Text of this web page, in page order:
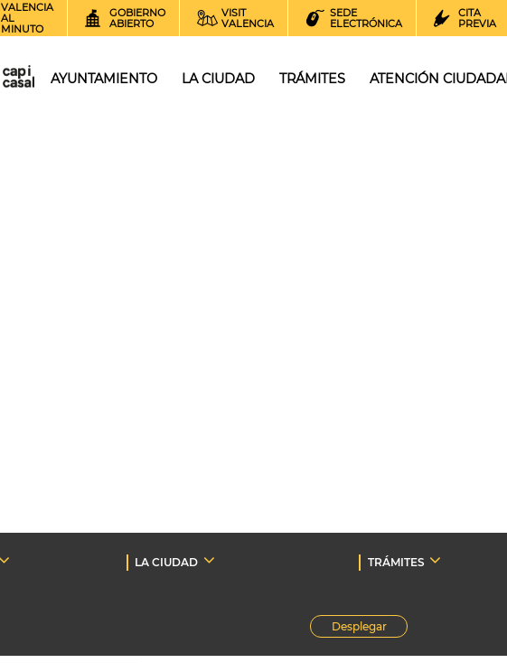
VALENCIA
AL
MINUTO
GOBIERNO
ABIERTO
VISIT
VALENCIA
SEDE
ELECTRÓNICA
CITA
PREVIA
AYUNTAMIENTO LA CIUDAD TRÁMITES ATENCIÓN
LA CIUDAD TRÁMITES
Desplegar